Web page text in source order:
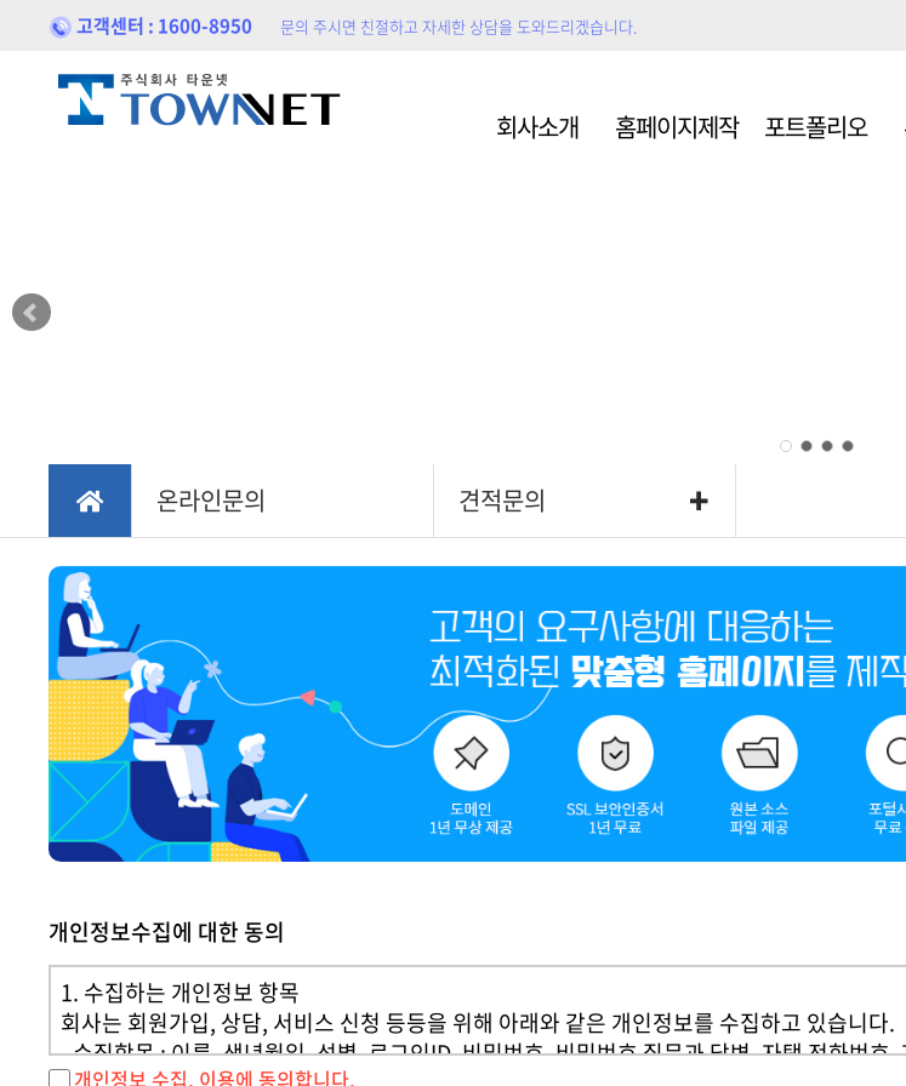
고객센터 : 1600-8950 문의 주시면 친절하고 자세한 상담을 도와드리겠습니다.
회사소개 홈페이지제작 포트폴리오
홈페이지제작 홍보형 쇼핑몰
부가서비스 키워드광고
SSL 보안인증서
인쇄물
언론광고
SMS 문자프로
온라인문의 견적문의
개인정보수집에 대한 동의
1. 수집하는 개인정보 항목
회사는 회원가입, 상담, 서비스 신청 등등을 위해 아래와 같은 개인정보를 수집하고 있습니다.
- 수집항목 : 이름, 생년월일, 성별, 로그인ID, 비밀번호, 비밀번호 질문과 답변, 자택 전화번
개인정보 수집, 이용에 동의합니다.